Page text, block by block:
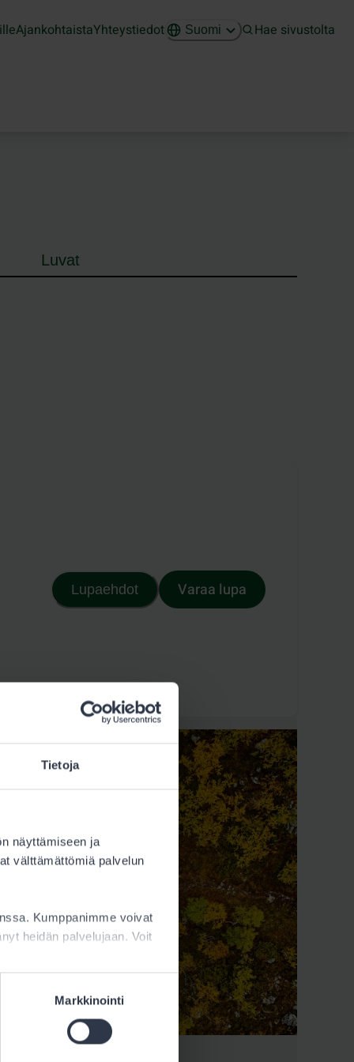
Tietoja
näyttämiseen ja
välttämättömiä palvelun
Kumppanimme voivat
heidän palvelujaan. Voit
Markkinointi
AjankohtaistaYhteystiedot Suomi Hae sivustolta
Luvat
Lupaehdot Varaa lupa